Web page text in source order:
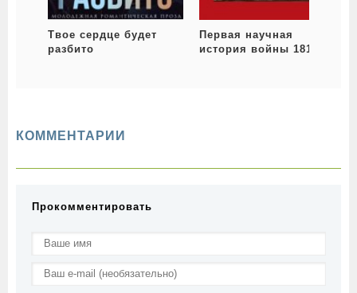
Твое сердце будет
разбито
Первая научная
история войны 1812
КОММЕНТАРИИ
Прокомментировать